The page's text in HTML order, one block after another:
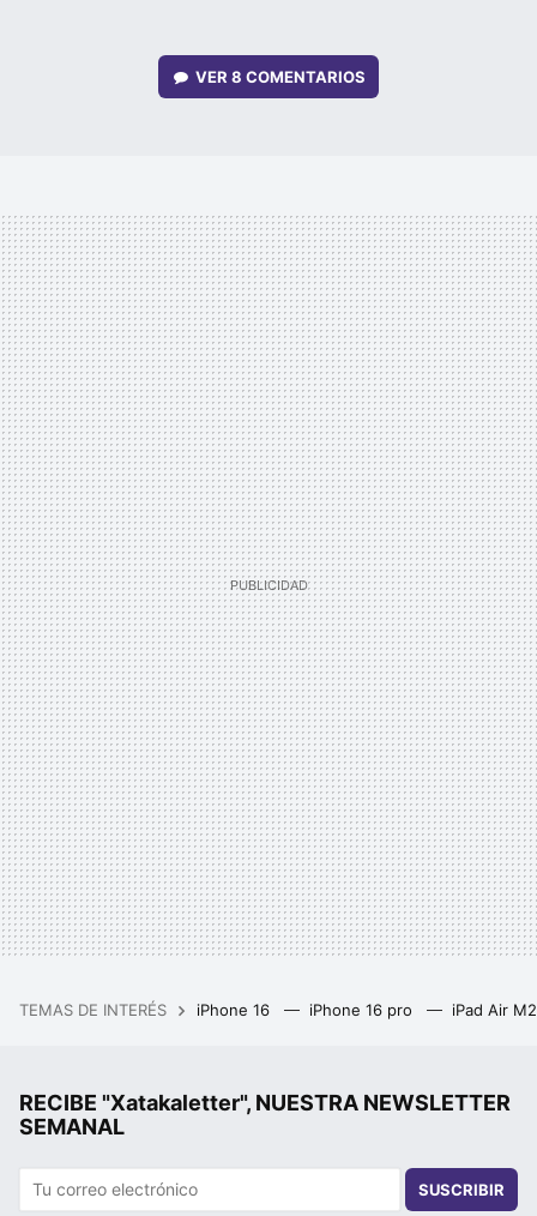
VER 8 COMENTARIOS
TEMAS DE INTERÉS iPhone 16 iPhone 16 pro iPad Air
RECIBE "Xatakaletter", NUESTRA NEWSLETTER
SEMANAL
SUSCRIBIR